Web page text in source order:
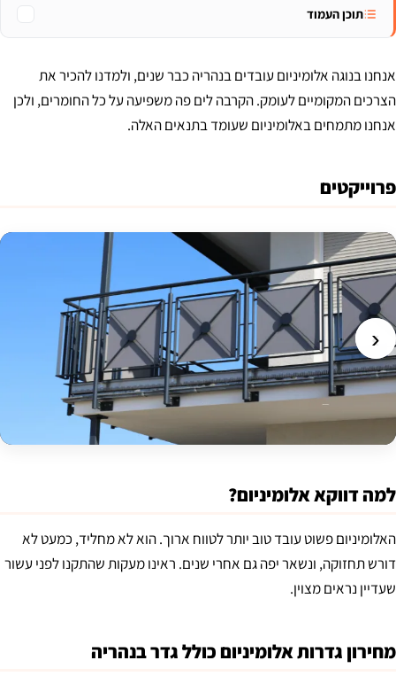
תוכן העמוד
אנחנו בנוגה אלומיניום עובדים בנהריה כבר שנים, ולמדנו להכיר את
הצרכים המקומיים לעומק. הקרבה לים פה משפיעה על כל החומרים, ולכן
אנחנו מתמחים באלומיניום שעומד בתנאים האלה.
פרוייקטים
›
‹
למה דווקא אלומיניום?
האלומיניום פשוט עובד טוב יותר לטווח ארוך. הוא לא מחליד, כמעט לא
דורש תחזוקה, ונשאר יפה גם אחרי שנים. ראינו מעקות שהתקנו לפני עשור
שעדיין נראים מצוין.
מחירון גדרות אלומיניום כולל גדר בנהריה